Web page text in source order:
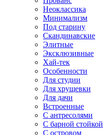
Неоклассика
Минимализм
Под старину
Скандинавские
Элитные
Эксклюзивные
Хай-тек
Особенности
Для студии
Для хрущевки
Для дачи
Встроенные
С антресолями
С барной стойкой
С островом